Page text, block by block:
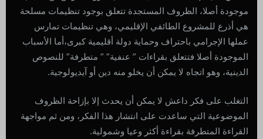
موجودة أصلا، الظروف المستجدة تتعلق بوجود تنظيمات مسلحة
هي أذرع للمشروع الطائفي الإقليمي، وهي تنظيمات تمارس
عملها الإجرامي باحتراف وحماية دولة أقليمية كبرى،أما الأسباب
الموجودة أصلا فتتعلق بقراءات ” عنفية” ” متطرفة” للنصوص
الدينية، وهو اتجاه لا يمكن أن يخلو منه دين أو آيديولوجية.
التغلب على فكر داعش لا يمكن أن يحدث إلا بإزاحة الظروف
الموضوعية التي ساعدت على انتشار هذا الفكر، ومن ثم مواجهة
القراءة المتطرفة بقراءة أكثر وعيا وشمولية.